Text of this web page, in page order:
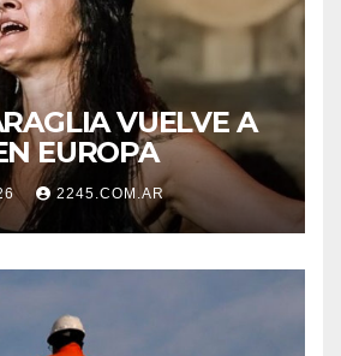
VUELVE A
EUROPA
2245.COM.AR